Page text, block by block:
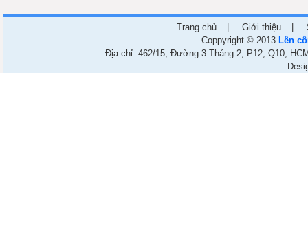
Trang chủ Giới thiệu
Coppyright © 2013 Lên
Địa chỉ: 462/15, Đường 3 Tháng 2, P12, Q10,